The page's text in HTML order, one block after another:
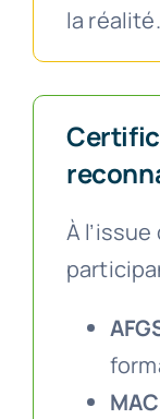
la réalité.
À